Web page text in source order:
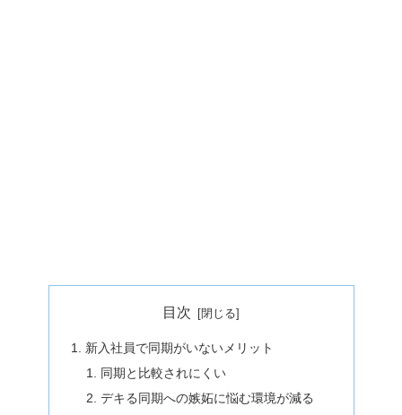
目次
新入社員で同期がいないメリット
同期と比較されにくい
デキる同期への嫉妬に悩む環境が減る